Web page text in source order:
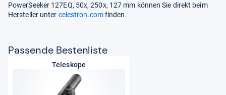
PowerSeeker 127EQ, 50x, 250x, 127 mm können Sie direkt beim
Hersteller unter celestron.comfinden.
Pas­sende Bes­ten­liste
Teleskope